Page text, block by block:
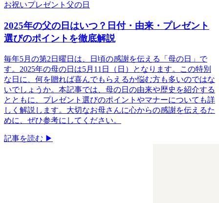
お祝いプレゼント 父の日
2025年の父の日はいつ？日付・由来・プレゼント
選びのポイントを徹底解説
毎年5月の第2日曜日は、日頃の感謝を伝える「母の日」で
す。​2025年の母の日は5月11日（日）となります。​この特別
な日に、何を贈れば喜んでもらえるか悩む方も多いのではな
いでしょうか。​本記事では、母の日の由来や歴史を紹介する
とともに、プレゼント選びのポイントやマナーについても詳
しく解説します。​大切なお母さんに心からの感謝を伝えるた
めに、ぜひ参考にしてください。
記事を読む ▶